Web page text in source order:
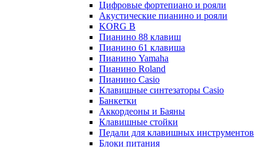
Цифровые фортепиано и рояли
Акустические пианино и рояли
KORG B
Пианино 88 клавиш
Пианино 61 клавиша
Пианино Yamaha
Пианино Roland
Пианино Casio
Клавишные синтезаторы Casio
Банкетки
Аккордеоны и Баяны
Клавишные стойки
Педали для клавишных инструментов
Блоки питания